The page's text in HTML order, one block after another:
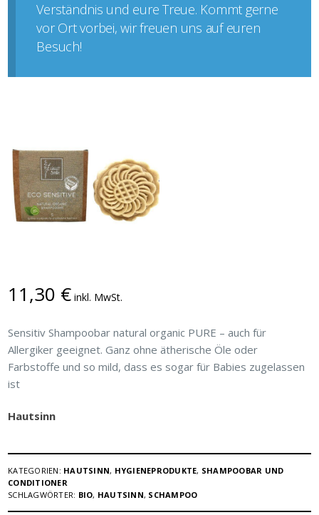
Verständnis und eure Treue. Kommt gerne
vor Ort vorbei, wir freuen uns auf euren
Besuch!
11,30 € inkl. MwSt.
Sensitiv Shampoobar natural organic PURE – auch für
Allergiker geeignet. Ganz ohne ätherische Öle oder
Farbstoffe und so mild, dass es sogar für Babies zugelassen
ist
Hautsinn
KATEGORIEN: HAUTSINN, HYGIENEPRODUKTE, SHAMPOOBAR UND
CONDITIONER
SCHLAGWÖRTER: BIO, HAUTSINN, SCHAMPOO